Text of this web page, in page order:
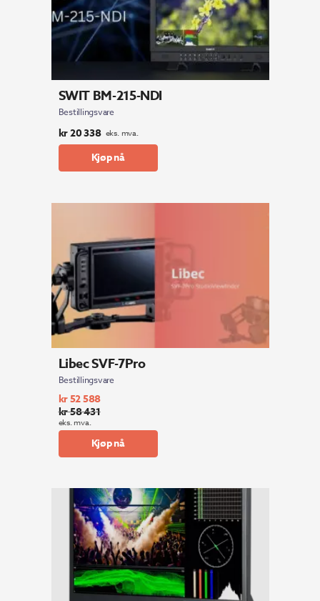
SWIT BM-215-NDI
Bestillingsvare
kr20 338 eks. mva.
Kjøp nå
Libec SVF-7Pro
Bestillingsvare
kr58 431
Opprinnelig
pris
kr52 588
Nåværende
pris
eks. mva.
Kjøp nå